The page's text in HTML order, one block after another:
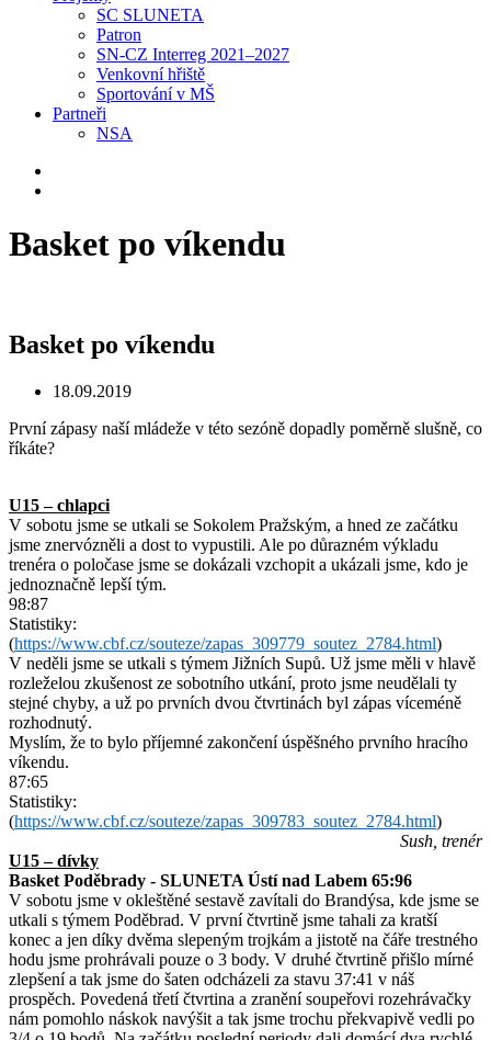
SC SLUNETA
Patron
SN-CZ Interreg 2021–2027
Venkovní hřiště
Sportování v MŠ
Partneři
NSA
Basket po víkendu
Basket po víkendu
18.09.2019
První zápasy naší mládeže v této sezóně dopadly poměrně slušně, co
říkáte?
U15 – chlapci
V sobotu jsme se utkali se Sokolem Pražským, a hned ze začátku
jsme znervózněli a dost to vypustili. Ale po důrazném výkladu
trenéra o poločase jsme se dokázali vzchopit a ukázali jsme, kdo je
jednoznačně lepší tým.
98:87
Statistiky:
(https://www.cbf.cz/souteze/zapas_309779_soutez_2784.html)
V neděli jsme se utkali s týmem Jižních Supů. Už jsme měli v hlavě
rozleželou zkušenost ze sobotního utkání, proto jsme neudělali ty
stejné chyby, a už po prvních dvou čtvrtinách byl zápas víceméně
rozhodnutý.
Myslím, že to bylo příjemné zakončení úspěšného prvního hracího
víkendu.
87:65
Statistiky:
(https://www.cbf.cz/souteze/zapas_309783_soutez_2784.html)
Sush, trenér
U15 – dívky
Basket Poděbrady - SLUNETA Ústí nad Labem 65:96
V sobotu jsme v okleštěné sestavě zavítali do Brandýsa, kde jsme se
utkali s týmem Poděbrad. V první čtvrtině jsme tahali za kratší
konec a jen díky dvěma slepeným trojkám a jistotě na čáře trestného
hodu jsme prohrávali pouze o 3 body. V druhé čtvrtině přišlo mírné
zlepšení a tak jsme do šaten odcházeli za stavu 37:41 v náš
prospěch. Povedená třetí čtvrtina a zranění soupeřovi rozehrávačky
nám pomohlo náskok navýšit a tak jsme trochu překvapivě vedli po